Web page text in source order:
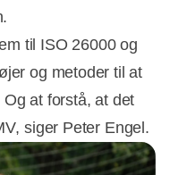
til ISO 26000 og
og metoder til at
at forstå, at det
siger Peter Engel.